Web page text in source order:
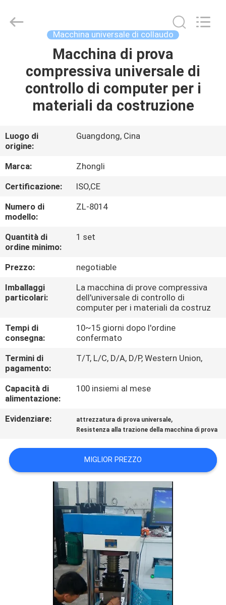
PRODOTTI
CIRCA
NOI
GIRO
DELLA
FABBRICA
CONTROLLO
DI
QUALITÀ
CONTATTICI
NOTIZIE
RICHIEDA
UNA
VR
SITEMAP
PRIVACY
Instrument
Technology
Macchina universale di collaudo
Macchina di prova
compressiva universale di
controllo di computer per i
materiali da costruzione
Luogo di
origine:
Guangdong, Cina
Marca:
Zhongli
Certificazione:
ISO,CE
Numero di
modello:
ZL-8014
Quantità di
ordine minimo:
1 set
Prezzo:
negotiable
Imballaggi
particolari:
La macchina di prove compressiva
dell'universale di controllo di
computer per i materiali da costruz
Tempi di
consegna:
10~15 giorni dopo l'ordine
confermato
Termini di
pagamento:
T/T, L/C, D/A, D/P, Western Union,
Capacità di
alimentazione:
100 insiemi al mese
Evidenziare: attrezzatura di prova universale,
Resistenza alla trazione della macchina di prova
MIGLIOR PREZZO